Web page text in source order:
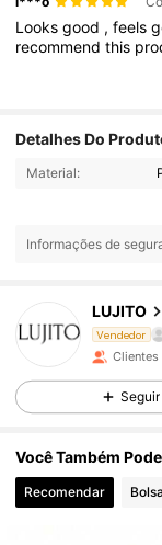
Looksgood ,feels
recommendthis
Detalhes Do
Material:
Informações de
LUJITO
Vendedor
Clientes
Seguir
Você Também
Recomendar